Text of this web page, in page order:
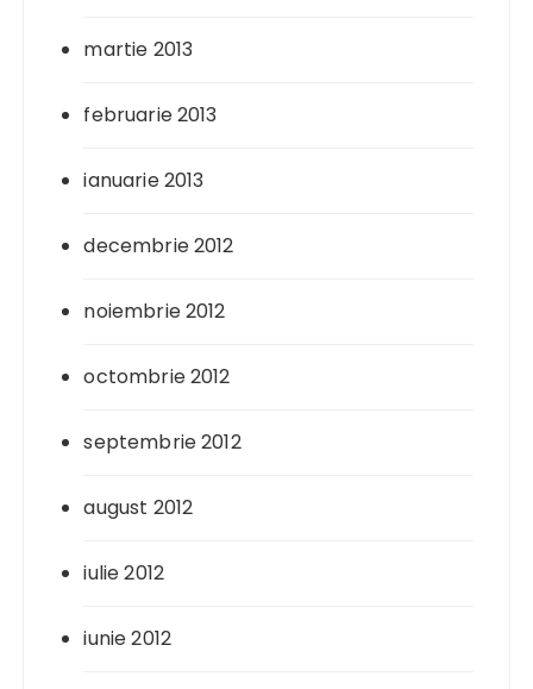
martie 2013
februarie 2013
ianuarie 2013
decembrie 2012
noiembrie 2012
octombrie 2012
septembrie 2012
august 2012
iulie 2012
iunie 2012